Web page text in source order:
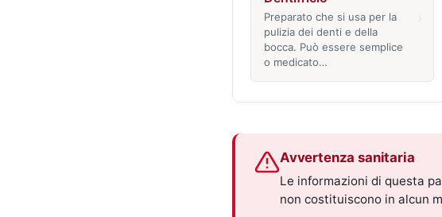
Preparato che si usa per la
pulizia dei denti e della
bocca. Può essere semplice
o medicato…
Avvertenza sanitaria
Le informazioni di questa
non costituiscono in alcun